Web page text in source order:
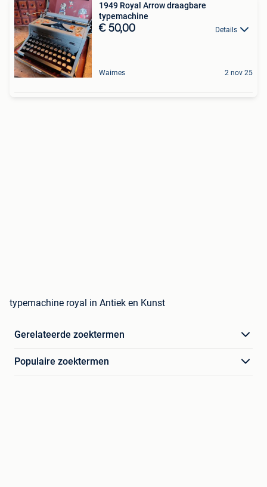
1949 Royal Arrow draagbare
typemachine
€ 50,00 Details
Waimes 2 nov 25
typemachine royal in Antiek en Kunst
Gerelateerde zoektermen
Populaire zoektermen